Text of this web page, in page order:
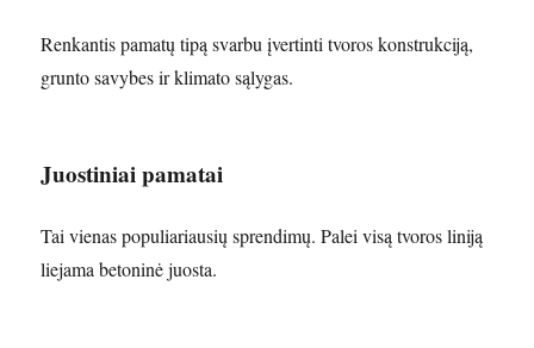
Renkantis pamatų tipą svarbu įvertinti tvoros konstrukciją,
grunto savybes ir klimato sąlygas.
Juostiniai pamatai
Tai vienas populiariausių sprendimų. Palei visą tvoros liniją
liejama betoninė juosta.